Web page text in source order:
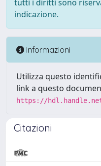
tutti i diritti sono
indicazione.
Informazioni
Utilizza questo
link a questo
https://
Citazioni